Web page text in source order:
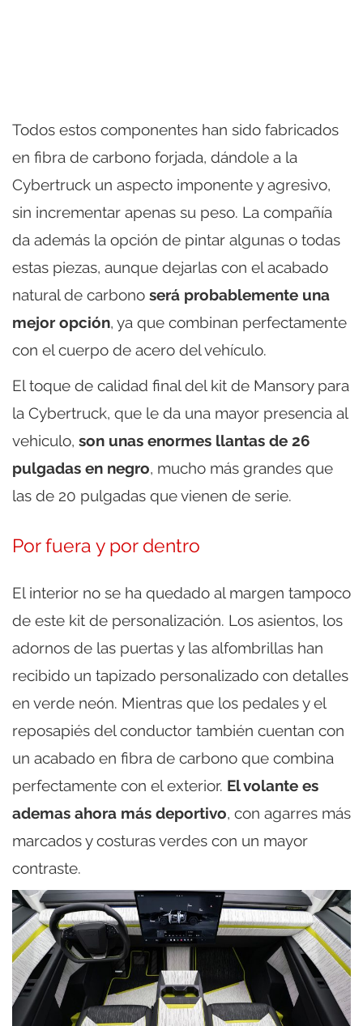
Todos estos componentes han sido fabricados
en fibra de carbono forjada, dándole a la
Cybertruck un aspecto imponente y agresivo,
sin incrementar apenas su peso. La compañía
da además la opción de pintar algunas o todas
estas piezas, aunque dejarlas con el acabado
natural de carbono será probablemente una
mejor opción, ya que combinan perfectamente
con el cuerpo de acero del vehículo.
El toque de calidad final del kit de Mansory para
la Cybertruck, que le da una mayor presencia al
vehiculo, son unas enormes llantas de 26
pulgadas en negro, mucho más grandes que
las de 20 pulgadas que vienen de serie.
Por fuera y por dentro
El interior no se ha quedado al margen tampoco
de este kit de personalización. Los asientos, los
adornos de las puertas y las alfombrillas han
recibido un tapizado personalizado con detalles
en verde neón. Mientras que los pedales y el
reposapiés del conductor también cuentan con
un acabado en fibra de carbono que combina
perfectamente con el exterior. El volante es
ademas ahora más deportivo, con agarres más
marcados y costuras verdes con un mayor
contraste.